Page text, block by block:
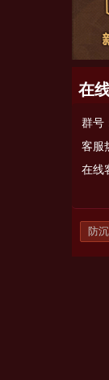
在
群号
客服
在线
防